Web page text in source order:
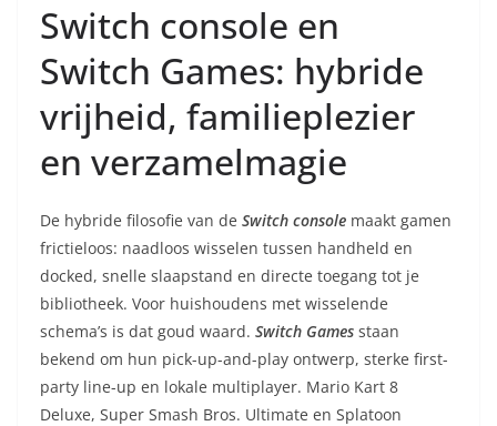
Switch console en
Switch Games: hybride
vrijheid, familieplezier
en verzamelmagie
De hybride filosofie van de Switch console maakt gamen
frictieloos: naadloos wisselen tussen handheld en
docked, snelle slaapstand en directe toegang tot je
bibliotheek. Voor huishoudens met wisselende
schema’s is dat goud waard. Switch Games staan
bekend om hun pick-up-and-play ontwerp, sterke first-
party line-up en lokale multiplayer. Mario Kart 8
Deluxe, Super Smash Bros. Ultimate en Splatoon